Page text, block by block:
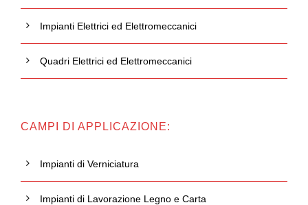
Impianti Elettrici ed Elettromeccanici
Quadri Elettrici ed Elettromeccanici
CAMPI DI APPLICAZIONE:
Impianti di Verniciatura
Impianti di Lavorazione Legno e Carta